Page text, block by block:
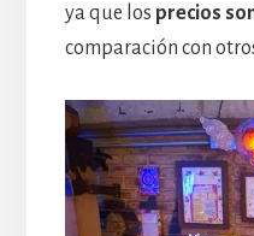
ya que los precios
comparación con